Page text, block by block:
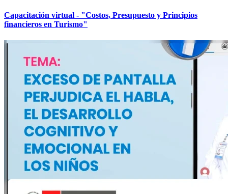
Capacitación virtual - "Costos, Presupuesto y Principios
financieros en Turismo"